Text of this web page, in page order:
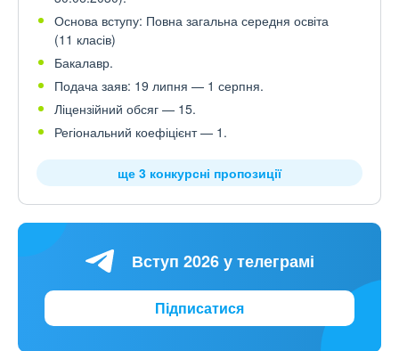
Основа вступу: Повна загальна середня освіта
(11 класів)
Бакалавр.
Подача заяв: 19 липня — 1 серпня.
Ліцензійний обсяг — 15.
Регіональний коефіцієнт — 1.
ще 3 конкурсні пропозиції
Вступ 2026 у телеграмі
Підписатися